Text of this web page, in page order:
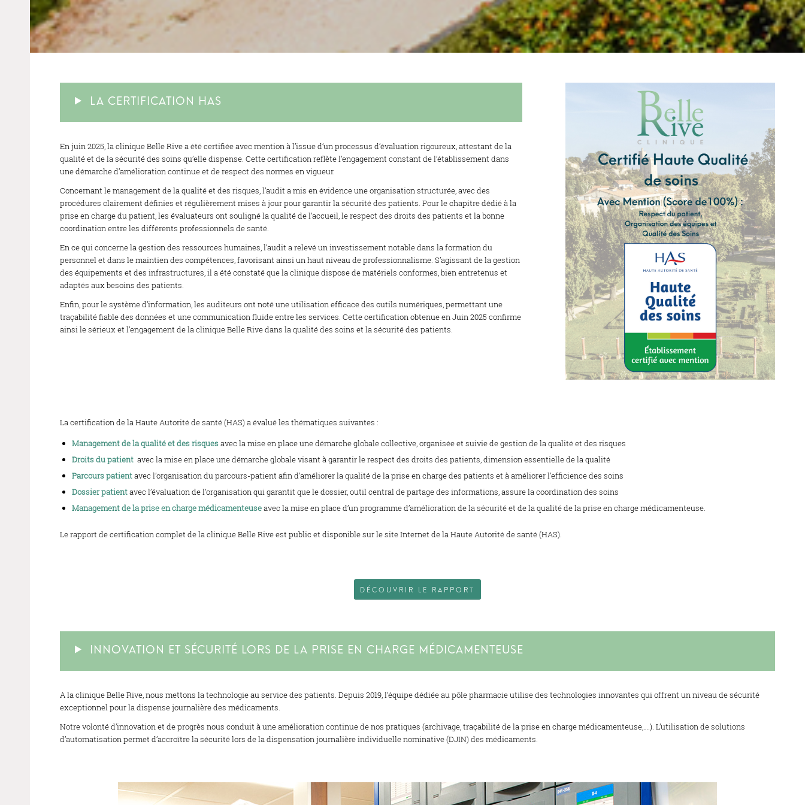
LA CERTIFICATION HAS
En juin 2025, la clinique Belle Rive a été certifiée avec mention à l’issue d’un processus d’évaluation rigoureux, attestant de la
qualité et de la sécurité des soins qu’elle dispense. Cette certification reflète l’engagement constant de l’établissement dans
une démarche d’amélioration continue et de respect des normes en vigueur.
Concernant le management de la qualité et des risques, l’audit a mis en évidence une organisation structurée, avec des
procédures clairement définies et régulièrement mises à jour pour garantir la sécurité des patients. Pour le chapitre dédié à la
prise en charge du patient, les évaluateurs ont souligné la qualité de l’accueil, le respect des droits des patients et la bonne
coordination entre les différents professionnels de santé.
En ce qui concerne la gestion des ressources humaines, l’audit a relevé un investissement notable dans la formation du
personnel et dans le maintien des compétences, favorisant ainsi un haut niveau de professionnalisme. S’agissant de la gestion
des équipements et des infrastructures, il a été constaté que la clinique dispose de matériels conformes, bien entretenus et
adaptés aux besoins des patients.
Enfin, pour le système d’information, les auditeurs ont noté une utilisation efficace des outils numériques, permettant une
traçabilité fiable des données et une communication fluide entre les services. Cette certification obtenue en Juin 2025 confirme
ainsi le sérieux et l’engagement de la clinique Belle Rive dans la qualité des soins et la sécurité des patients.
La certification de la Haute Autorité de santé (HAS) a évalué les thématiques suivantes :
Management de la qualité et des risquesavec la mise en place une démarche globale collective, organisée et suivie de gestion de la qualité et des risques
Droits du patient avec la mise en place une démarche globale visant à garantir le respect des droits des patients, dimension essentielle de la qualité
Parcours patientavec l’organisation du parcours-patient afin d’améliorer la qualité de la prise en charge des patients et à améliorer l’efficience des soins
Dossier patientavec l’évaluation de l’organisation qui garantit que le dossier, outil central de partage des informations, assure la coordination des soins
Management de la prise en charge médicamenteuseavec la mise en place d’un programme d’amélioration de la sécurité et de la qualité de la prise en charge médicamenteuse.
Le rapport de certification complet de la clinique Belle Rive est public et disponible sur le site Internet de la Haute Autorité de santé (HAS).
DÉCOUVRIR LE RAPPORT
INNOVATION ET SÉCURITÉ LORS DE LA PRISE EN CHARGE MÉDICAMENTEUSE
A la clinique Belle Rive, nous mettons la technologie au service des patients. Depuis 2019, l’équipe dédiée au pôle pharmacie utilise des technologies innovantes qui offrent un niveau de sécurité
exceptionnel pour la dispense journalière des médicaments.
Notre volonté d’innovation et de progrès nous conduit à une amélioration continue de nos pratiques (archivage, traçabilité de la prise en charge médicamenteuse,….). L’utilisation de solutions
d’automatisation permet d’accroître la sécurité lors de la dispensation journalière individuelle nominative (DJIN) des médicaments.